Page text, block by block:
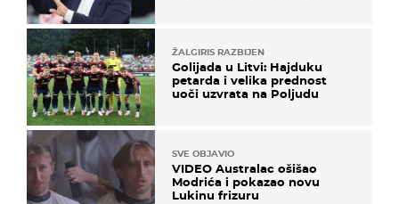
ŽALGIRIS RAZBIJEN
Golijada u Litvi: Hajduku
petarda i velika prednost
uoči uzvrata na Poljudu
SVE OBJAVIO
VIDEO Australac ošišao
Modrića i pokazao novu
Lukinu frizuru